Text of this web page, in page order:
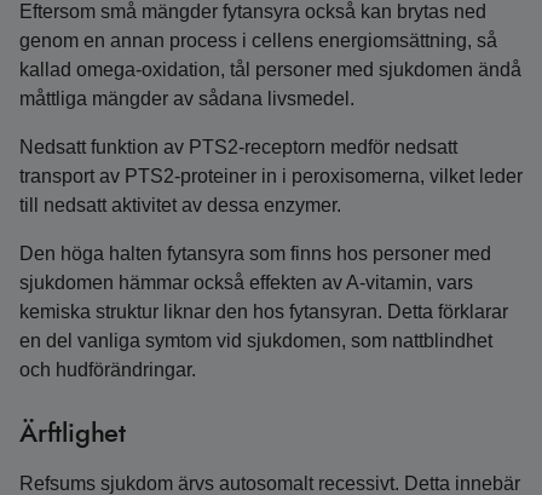
Eftersom små mängder fytansyra också kan brytas ned
genom en annan process i cellens energiomsättning, så
kallad omega-oxidation, tål personer med sjukdomen ändå
måttliga mängder av sådana livsmedel.
Nedsatt funktion av PTS2-receptorn medför nedsatt
transport av PTS2-proteiner in i peroxisomerna, vilket leder
till nedsatt aktivitet av dessa enzymer.
Den höga halten fytansyra som finns hos personer med
sjukdomen hämmar också effekten av A-vitamin, vars
kemiska struktur liknar den hos fytansyran. Detta förklarar
en del vanliga symtom vid sjukdomen, som nattblindhet
och hudförändringar.
Ärftlighet
Refsums sjukdom ärvs autosomalt recessivt. Detta innebär